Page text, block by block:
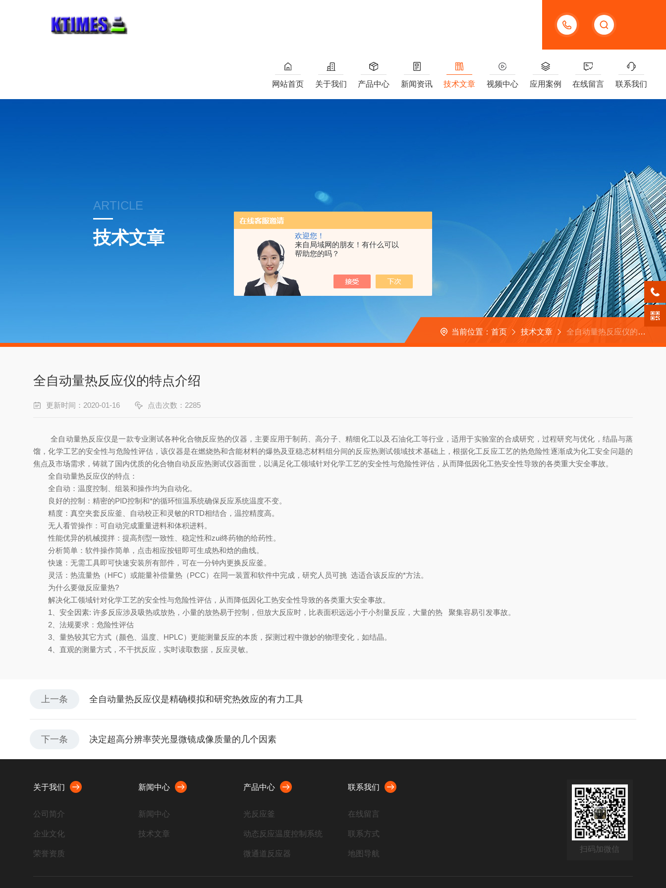
欢迎您！
来自局域网的朋友！有什么可以
帮助您的吗？
13391005955
网站首页 关于我们 产品中心 新闻资讯 技术文章 视频中心 应用案例 在线留言 联系我们
ARTICLE
技术文章
当前位置： 首页 技术文章 全自动量热反应仪的特点介绍
全自动量热反应仪的特点介绍
更新时间：2020-01-16 点击次数：2285
全自动量热反应仪是一款专业测试各种化合物反应热的仪器，主要应用于制药、高分子、精细化工以及石油化工等行业，适用于实验室的合成研究，过程研究与优化，结晶与蒸
馏，化学工艺的安全性与危险性评估，该仪器是在燃烧热和含能材料的爆热及亚稳态材料组分间的反应热测试领域技术基础上，根据化工反应工艺的热危险性逐渐成为化工安全问题的
焦点及市场需求，铸就了国内优质的化合物自动反应热测试仪器面世，以满足化工领域针对化学工艺的安全性与危险性评估，从而降低因化工热安全性导致的各类重大安全事故。
全自动量热反应仪的特点：
全自动：温度控制、组装和操作均为自动化。
良好的控制：精密的PID控制和*的循环恒温系统确保反应系统温度不变。
精度：真空夹套反应釜、自动校正和灵敏的RTD相结合，温控精度高。
无人看管操作：可自动完成重量进料和体积进料。
性能优异的机械搅拌：提高剂型一致性、稳定性和zui终药物的给药性。
分析简单：软件操作简单，点击相应按钮即可生成热和焓的曲线。
快速：无需工具即可快速安装所有部件，可在一分钟内更换反应釜。
灵活：热流量热（HFC）或能量补偿量热（PCC）在同一装置和软件中完成，研究人员可挑 选适合该反应的*方法。
为什么要做反应量热?
解决化工领域针对化学工艺的安全性与危险性评估，从而降低因化工热安全性导致的各类重大安全事故。
1、安全因素: 许多反应涉及吸热或放热，小量的放热易于控制，但放大反应时，比表面积远远小于小剂量反应，大量的热 聚集容易引发事故。
2、法规要求：危险性评估
3、量热较其它方式（颜色、温度、HPLC）更能测量反应的本质，探测过程中微妙的物理变化，如结晶。
4、直观的测量方式，不干扰反应，实时读取数据，反应灵敏。
上一条 全自动量热反应仪是精确模拟和研究热效应的有力工具
下一条 决定超高分辨率荧光显微镜成像质量的几个因素
关于我们
公司简介
企业文化
荣誉资质
新闻中心
新闻中心
技术文章
产品中心
光反应釜
动态反应温度控制系统
微通道反应器
联系我们
在线留言
联系方式
地图导航
扫码加微信